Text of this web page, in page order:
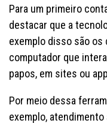
Para um primeiro
destacar que a
exemplo disso são os
computador que
papos, em sites ou
Por meio dessa
exemplo,